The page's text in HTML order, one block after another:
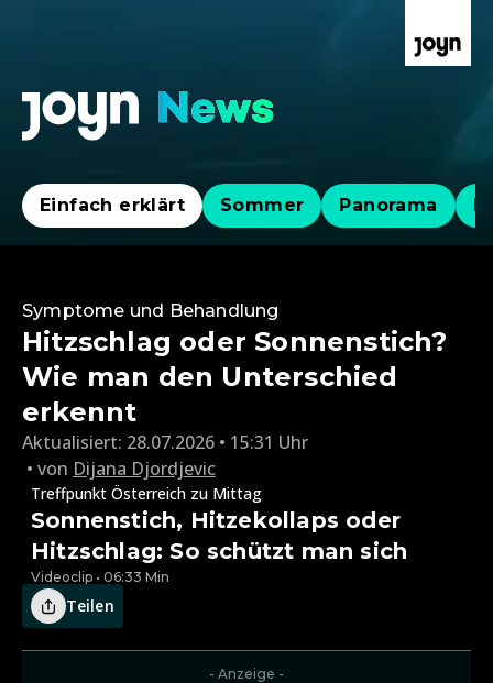
Einfach erklärt Sommer Panorama
Symptome und Behandlung
Hitzschlag oder Sonnenstich?
Wie man den Unterschied
erkennt
Aktualisiert: 28.07.2026 • 15:31 Uhr
von Dijana Djordjevic
Treffpunkt Österreich zu Mittag
Sonnenstich, Hitzekollaps oder
Hitzschlag: So schützt man sich
Videoclip • 06:33 Min
Teilen
- Anzeige -